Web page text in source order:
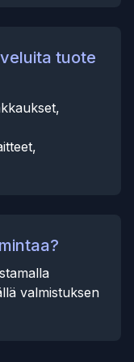
tuote
valmistuksen